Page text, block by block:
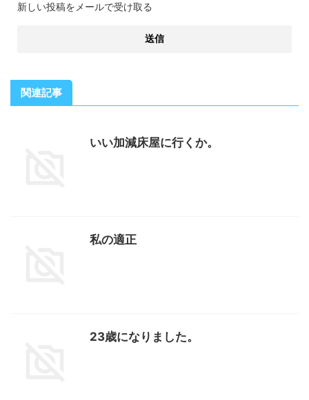
新しい投稿をメールで受け取る
関連記事
いい加減床屋に行くか。
私の適正
23歳になりました。